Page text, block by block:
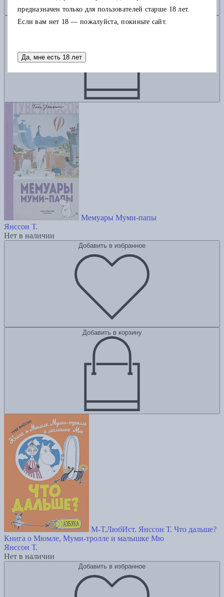
Добавить в корзину
Мемуары Муми-папы
Янссон Т.
Нет в наличии
Добавить в избранное
Добавить в корзину
М-Т.ЛюбИст. Янссон Т. Что дальше?
Книга о Мюмле, Муми-тролле и малышке Мю
Янссон Т.
Нет в наличии
Добавить в избранное
предназначен только для пользователей старше 18 лет.
Если вам нет 18 — пожалуйста, покиньте сайт.
Да, мне есть 18 лет